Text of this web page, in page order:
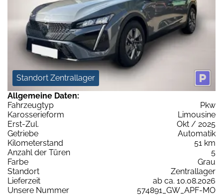
Standort Zentrallager
Allgemeine Daten:
Fahrzeugtyp
Pkw
Karosserieform
Limousine
Erst-Zul.
Okt / 2025
Getriebe
Automatik
Kilometerstand
51 km
Anzahl der Türen
5
Farbe
Grau
Standort
Zentrallager
Lieferzeit
ab ca. 10.08.2026
Unsere Nummer
574891_GW_APF-MO